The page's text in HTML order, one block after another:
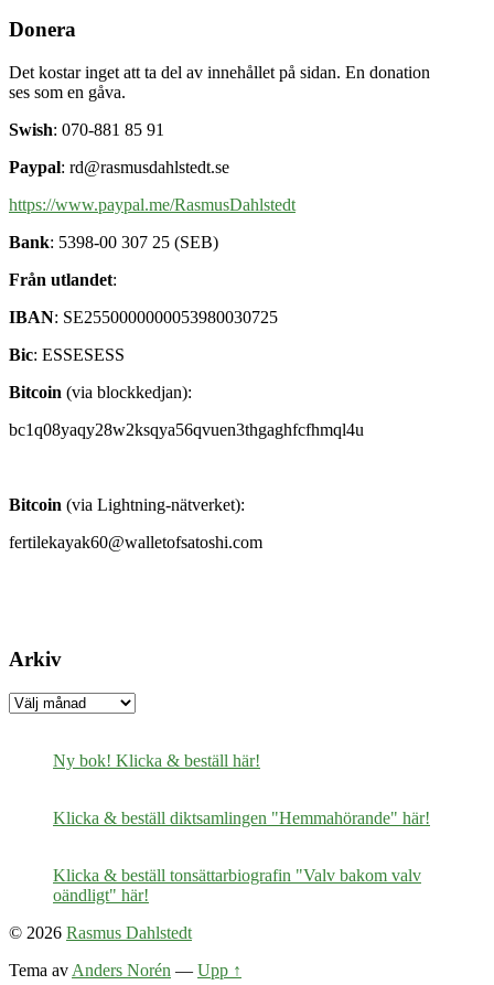
Donera
Det kostar inget att ta del av innehållet på sidan. En donation
ses som en gåva.
Swish: 070-881 85 91
Paypal: rd@rasmusdahlstedt.se
https://www.paypal.me/RasmusDahlstedt
Bank: 5398-00 307 25 (SEB)
Från utlandet:
IBAN: SE2550000000053980030725
Bic: ESSESESS
Bitcoin (via blockkedjan):
bc1q08yaqy28w2ksqya56qvuen3thgaghfcfhmql4u
Bitcoin (via Lightning-nätverket):
fertilekayak60@walletofsatoshi.com
Arkiv
Arkiv
Ny bok! Klicka & beställ här!
Klicka & beställ diktsamlingen "Hemmahörande" här!
Klicka & beställ tonsättarbiografin "Valv bakom valv
oändligt" här!
© 2026 Rasmus Dahlstedt
Tema av Anders Norén — Upp ↑